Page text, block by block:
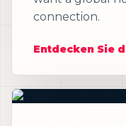
connection.
Entdecken Sie